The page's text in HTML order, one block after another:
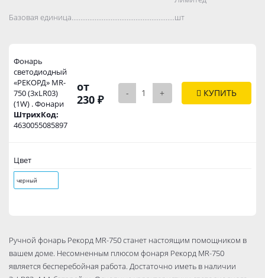
Базовая единица..................................................................................
шт
Фонарь
светодиодный
«РЕКОРД» MR-
750 (3хLR03)
(1W) . Фонари
ШтрихКод:
4630055085897
от
230 ₽
- + КУПИТЬ
Цвет
черный
Ручной фонарь Рекорд MR-750 станет настоящим помощником в
вашем доме. Несомненным плюсом фонаря Рекорд MR-750
является бесперебойная работа. Достаточно иметь в наличии